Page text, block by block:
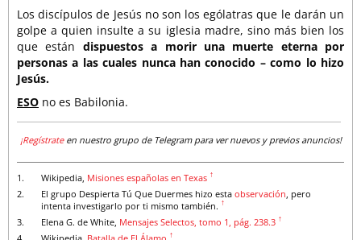
Los discípulos de Jesús no son los ególatras que le darán un
golpe a quien insulte a su iglesia madre, sino más bien los
que están dispuestos a morir una muerte eterna por
personas a las cuales nunca han conocido – como lo hizo
Jesús.
ESO no es Babilonia.
¡Regístrateen nuestro grupo de Telegram para ver nuevos y previos anuncios!
1. Wikipedia, Misiones españolas en Texas ↑
2. El grupo Despierta Tú Que Duermes hizo esta observación , pero
intenta investigarlo por ti mismo también. ↑
3. Elena G. de White, Mensajes Selectos, tomo 1, pág. 238.3 ↑
↑